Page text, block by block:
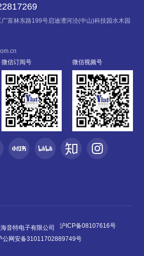
富林东路199号启迪漕河泾(中山)科技园水木园
微信订阅号 微信视频号
音特电子有限公司
沪ICP备08107616号
公网安备31011702889749号